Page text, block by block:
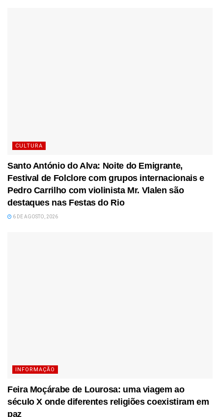
CULTURA
Santo António do Alva: Noite do Emigrante,
Festival de Folclore com grupos internacionais e
Pedro Carrilho com violinista Mr. Vlalen são
destaques nas Festas do Rio
6 DE AGOSTO, 2026
INFORMAÇÃO
Feira Moçárabe de Lourosa: uma viagem ao
século X onde diferentes religiões coexistiram em
paz